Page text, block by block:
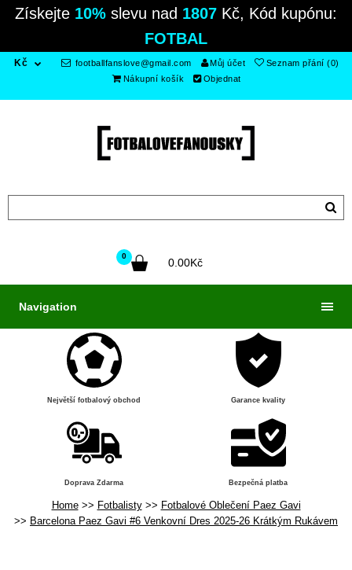
Získejte 10% slevu nad 1807 Kč, Kód kupónu:
FOTBAL
Kč footballfanslove@gmail.com Můj účet
Seznam přání (0)
Nákupní košík
Objednat
0
0.00Kč
Navigation
Největší fotbalový obchod Garance kvality
Doprava Zdarma Bezpečná platba
Home Fotbalisty
Fotbalové Oblečení Paez Gavi
Barcelona Paez Gavi #6 Venkovní Dres 2025-26 Krátkým Rukávem